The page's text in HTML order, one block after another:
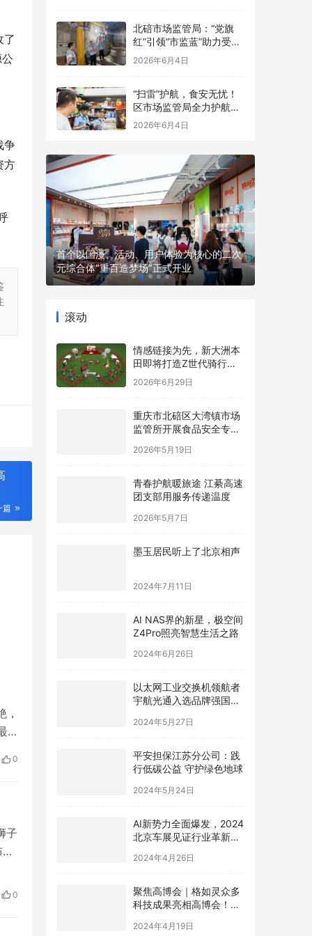
了
争
方
篇
0
子
0
北碚市场监管局：“党旗
红”引领“市监蓝”助力受灾
食品生产经营主体复工复
2026年6月4日
“扫雷”护航，食安无忧！
区市场监管局全力护航中
高考
2026年6月4日
首个以国漫、活动、用户体验为核心的二次
元综合体“重百造梦场”正式开业
滚动
情感链接为先，新大洲本
田即将打造Z世代骑行内
容新标杆
2026年6月29日
重庆市北碚区大湾镇市场
监管所开展食品安全专项
2026年5月19日
青春护航暖旅途 江綦高速
团支部用服务传递温度
2026年5月7日
墨玉居民听上了北京相声
2024年7月11日
AI NAS界的新星，极空间
Z4Pro照亮智慧生活之路
2024年6月26日
以太网工业交换机领航者
宇航光通入选品牌强国先
2024年5月27日
平安担保江苏分公司：践
行低碳公益 守护绿色地球
2024年5月24日
AI新势力全面爆发，2024
北京车展见证行业革新，
2024年4月26日
聚焦高博会｜格如灵众多
科技成果亮相高博会！助
2024年4月19日